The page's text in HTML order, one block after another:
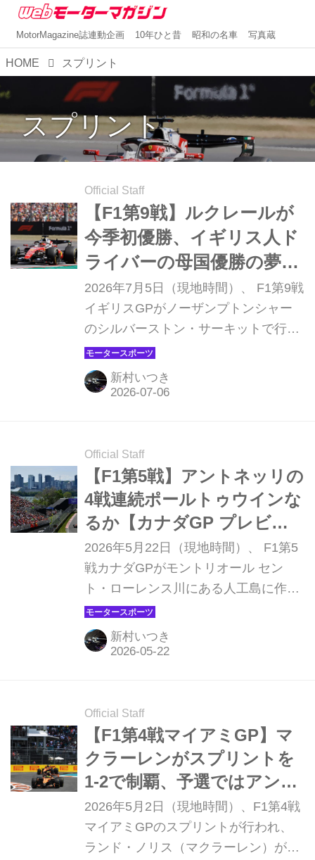
MotorMagazine誌連動企画 10年ひと昔 昭和の名車 写真蔵
HOME スプリント
スプリント
Official Staff
【F1第9戦】ルクレールが
今季初優勝、イギリス人ド
ライバーの母国優勝の夢砕
く【イギリスGP】
2026年7月5日（現地時間）、 F1第9戦
イギリスGPがノーザンプトンシャー
のシルバーストン・サーキットで行わ
れ、フェラーリのシャルル・ルクレー
ルが優勝。2位にはメルセデスのジョ
ージ・ラッセル、3位にはフェラーリ
の、決勝ではマシントラブルから無得
点に終わった。それでもアントネッリ
はランキング首位を維持している。
新村いつき
Official Staff
【F1第5戦】アントネッリの
4戦連続ポールトゥウインな
るか【カナダGP プレビュ
ー】
2026年5月22日（現地時間）、 F1第5
戦カナダGPがモントリオール セン
ト・ローレンス川にある人工島に作ら
れたジル・ヴィルヌーヴ・サーキット
で開幕する。パーマネントサーキット
とも市街地コースとも異なる半公道サ
ダGPは前戦マイアミGPに続いてスプ
リントフォーマットで行われる。
新村いつき
Official Staff
【F1第4戦マイアミGP】マ
クラーレンがスプリントを
1-2で制覇、予選ではアント
ネッリがポールを獲得
2026年5月2日（現地時間）、F1第4戦
マイアミGPのスプリントが行われ、
ランド・ノリス（マクラーレン）がポ